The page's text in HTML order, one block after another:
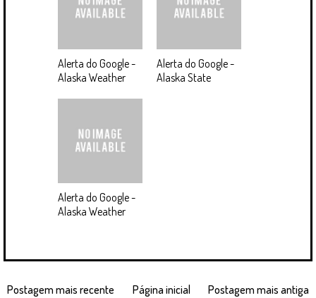
Alerta do Google -
Alaska Weather
Alerta do Google -
Alaska State
Alerta do Google -
Alaska Weather
Postagem mais recente Postagem mais antiga
Página inicial